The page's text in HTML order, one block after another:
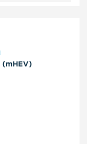
(mHEV)